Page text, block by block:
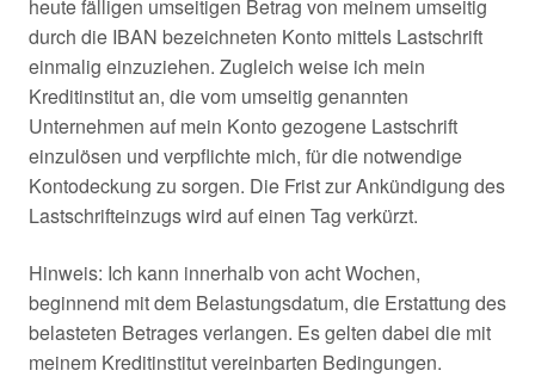
heute fälligen umseitigen Betrag von meinem umseitig
durch die IBAN bezeichneten Konto mittels Lastschrift
einmalig einzuziehen. Zugleich weise ich mein
Kreditinstitut an, die vom umseitig genannten
Unternehmen auf mein Konto gezogene Lastschrift
einzulösen und verpflichte mich, für die notwendige
Kontodeckung zu sorgen. Die Frist zur Ankündigung des
Lastschrifteinzugs wird auf einen Tag verkürzt.
Hinweis: Ich kann innerhalb von acht Wochen,
beginnend mit dem Belastungsdatum, die Erstattung des
belasteten Betrages verlangen. Es gelten dabei die mit
meinem Kreditinstitut vereinbarten Bedingungen.